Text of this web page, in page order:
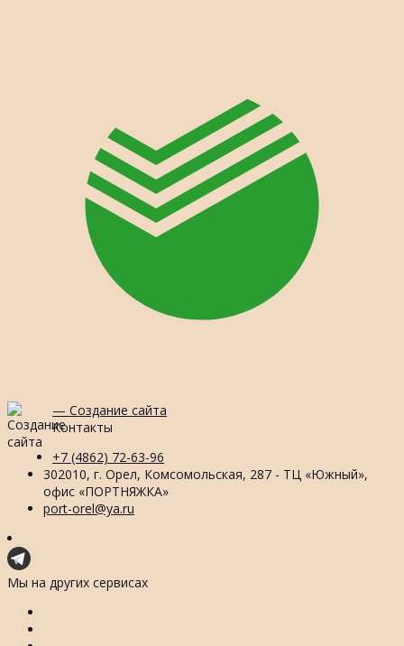
— Создание сайта
Контакты
+7 (4862) 72-63-96
302010, г. Орел, Комсомольская, 287 - ТЦ «Южный»,
офис «ПОРТНЯЖКА»
port-orel@ya.ru
Мы на других сервисах